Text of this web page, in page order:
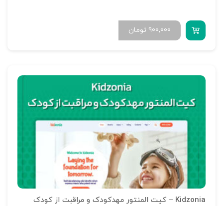
تومان 900,000
Kidzonia – کیت المنتور مهدکودک و مراقبت از کودک